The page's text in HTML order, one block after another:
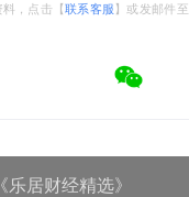
关于进一步规范
料，点击【联系客服 】或发邮件
《乐居财经精选》